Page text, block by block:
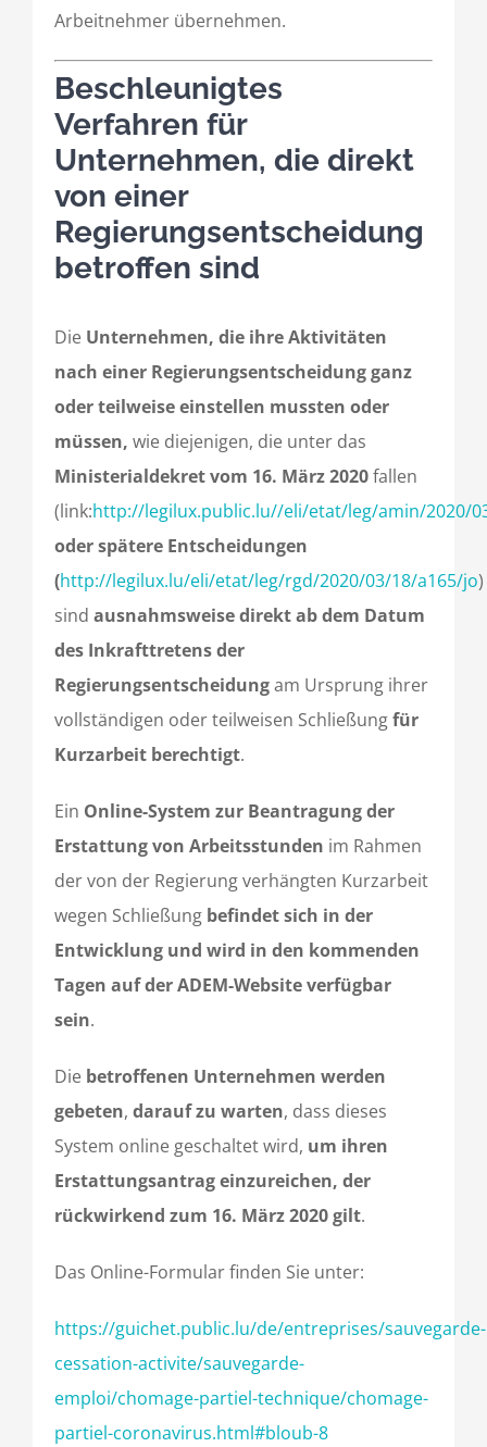
Arbeitnehmer übernehmen.
Beschleunigtes
Verfahren für
Unternehmen, die direkt
von einer
Regierungsentscheidung
betroffen sind
Die Unternehmen, die ihre Aktivitäten
nach einer Regierungsentscheidung ganz
oder teilweise einstellen mussten oder
müssen, wie diejenigen, die unter das
Ministerialdekret vom 16. März 2020fallen
(link:http://legilux.public.lu//eli/etat/leg/amin/2020/
oder spätere Entscheidungen
(http://legilux.lu/eli/etat/leg/rgd/2020/03/18/a165/jo)
sind ausnahmsweise direkt ab dem Datum
des Inkrafttretens der
Regierungsentscheidungam Ursprung ihrer
vollständigen oder teilweisen Schließungfür
Kurzarbeit berechtigt.
Ein Online-System zur Beantragung der
Erstattung von Arbeitsstunden im Rahmen
der von der Regierung verhängten Kurzarbeit
wegen Schließung befindet sich in der
Entwicklung und wird in den kommenden
Tagen auf der ADEM-Website verfügbar
sein.
Die betroffenen Unternehmen werden
gebeten, darauf zu warten, dass dieses
System online geschaltet wird, um ihren
Erstattungsantrag einzureichen, der
rückwirkend zum 16. März 2020 gilt.
Das Online-Formular finden Sie unter:
https://guichet.public.lu/de/entreprises/sauvegarde-
cessation-activite/sauvegarde-
emploi/chomage-partiel-technique/chomage-
partiel-coronavirus.html#bloub-8